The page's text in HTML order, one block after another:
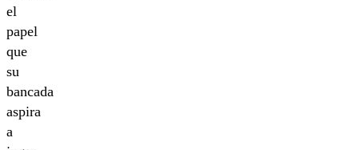
el
papel
que
su
bancada
aspira
a